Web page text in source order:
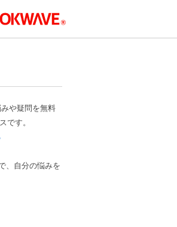
や疑問を無料
です。
、自分の悩みを